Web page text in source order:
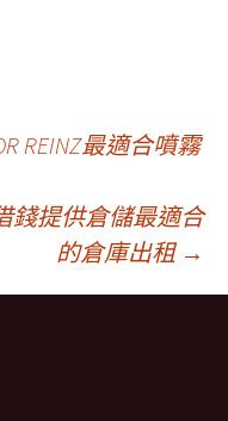
REINZ最適合噴霧
錢提供倉儲最適合
的倉庫出租 →